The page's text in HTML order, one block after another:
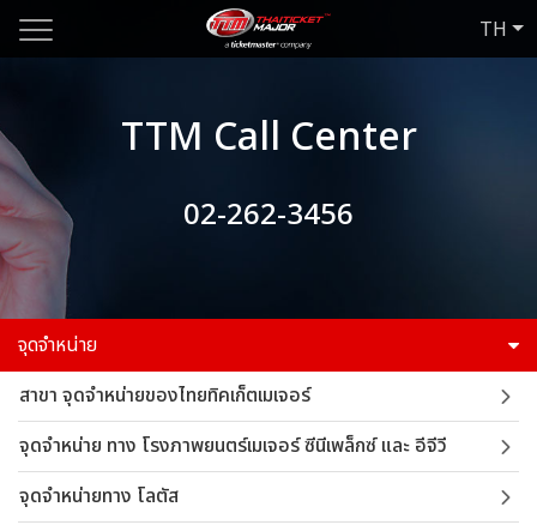
TH
TTM Call Center
02-262-3456
จุดจำหน่าย
สาขา จุดจำหน่ายของไทยทิคเก็ตเมเจอร์
จุดจำหน่าย ทาง โรงภาพยนตร์เมเจอร์ ซีนีเพล็กซ์ และ อีจีวี
จุดจำหน่ายทาง โลตัส